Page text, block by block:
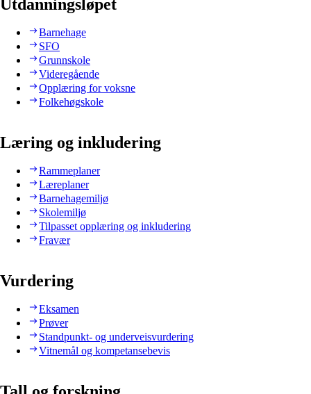
Utdanningsløpet
Barnehage
SFO
Grunnskole
Videregående
Opplæring for voksne
Folkehøgskole
Læring og inkludering
Rammeplaner
Læreplaner
Barnehagemiljø
Skolemiljø
Tilpasset opplæring og inkludering
Fravær
Vurdering
Eksamen
Prøver
Standpunkt- og underveisvurdering
Vitnemål og kompetansebevis